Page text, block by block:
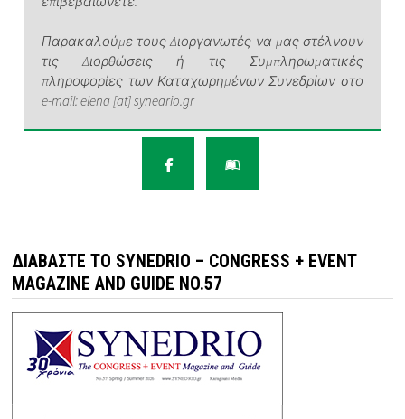
Παρακαλούμε τους Διοργανωτές να μας στέλνουν
τις Διορθώσεις ή τις Συμπληρωματικές
πληροφορίες των Καταχωρημένων Συνεδρίων στο
e-mail: elena [at] synedrio.gr
ΔΙΑΒΆΣΤΕ ΤΟ SYNEDRIO – CONGRESS + EVENT
MAGAZINE AND GUIDE NO.57